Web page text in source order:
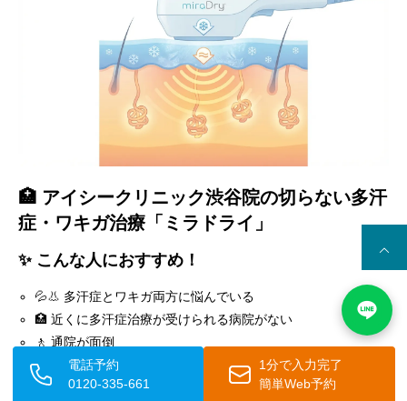
🏥 アイシークリニック渋谷院の切らない多汗
症・ワキガ治療「ミラドライ」
✨ こんな人におすすめ！
💦👃 多汗症とワキガ両方に悩んでいる
🏥 近くに多汗症治療が受けられる病院がない
🚶 通院が面倒
🩹 傷跡を残したくない
🔪 メスを入れることに抵抗がある
電話予約
0120-335-661
1分で入力完了
簡単Web予約